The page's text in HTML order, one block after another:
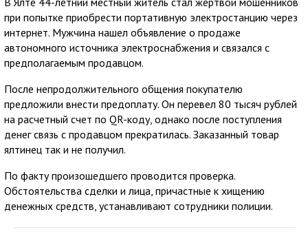
при попытке приобрести портативную электростанцию через
интернет. Мужчина нашел объявление о продаже
автономного источника электроснабжения и связался с
предполагаемым продавцом.
После непродолжительного общения покупателю
предложили внести предоплату. Он перевел 80 тысяч рублей
на расчетный счет по QR-коду, однако после поступления
денег связь с продавцом прекратилась. Заказанный товар
ялтинец так и не получил.
По факту произошедшего проводится проверка.
Обстоятельства сделки и лица, причастные к хищению
денежных средств, устанавливают сотрудники полиции.